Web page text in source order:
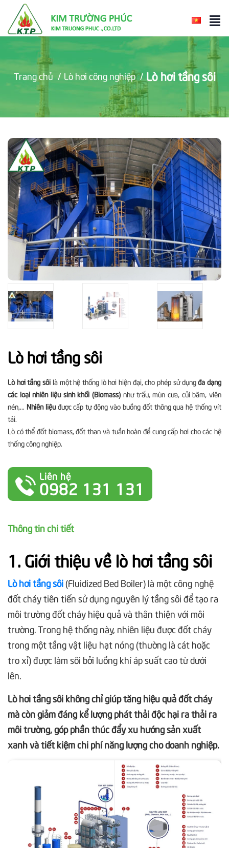
Trang chủ / Lò hơi công nghiệp / Lò hơi tầng sôi
Lò hơi tầng sôi
Lò hơi tầng sôi là một hệ thống lò hơi hiện đại, cho phép sử dụngđa dạng
các loại nhiên liệu sinh khối (Biomass) như trấu, mùn cưa, củi băm, viên
nén,... Nhiên liệuđược cấp tự động vào buồng đốt thông qua hệ thống vít
tải.
Lò có thể đốt biomass, đốt than và tuần hoàn để cung cấp hơi cho các hệ
thống công nghiệp.
Liên hệ
0982 131 131
Thông tin chi tiết
1. Giới thiệu về lò hơi tầng sôi
Lò hơi tầng sôi(Fluidized Bed Boiler) là một công nghệ
đốt cháy tiên tiến sử dụng nguyên lý tầng sôi để tạo ra
môi trường đốt cháy hiệu quả và thân thiện với môi
trường. Trong hệ thống này, nhiên liệu được đốt cháy
trong một tầng vật liệu hạt nóng (thường là cát hoặc
tro xỉ) được làm sôi bởi luồng khí áp suất cao từ dưới
lên.
Lò hơi tầng sôi không chỉ giúp tăng hiệu quả đốt cháy
mà còn giảm đáng kể lượng phát thải độc hại ra thải ra
môi trường, góp phần thúc đẩy xu hướng sản xuất
xanh và tiết kiệm chi phí năng lượng cho doanh nghiệp.